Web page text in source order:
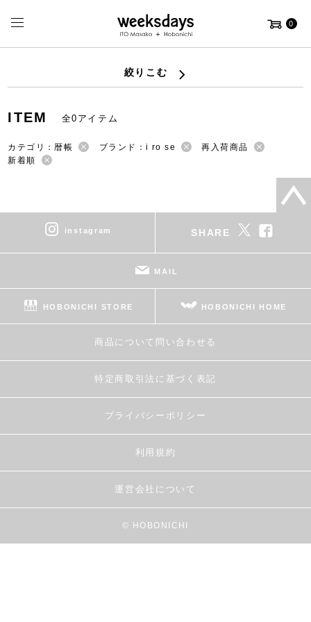
0
絞りこむ
ITEM 全0アイテム
カテゴリ：暦帳 ブランド：i ro se
再入荷商品
新着順
instagram SHARE
MAIL
HOBONICHI STORE HOBONICHI HOME
商品について問い合わせる
特定商取引法に基づく表記
プライバシーポリシー
利用規約
運営会社について
© HOBONICHI